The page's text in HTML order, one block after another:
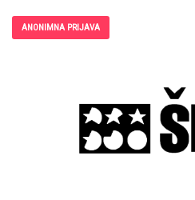
ANONIMNA PRIJAVA